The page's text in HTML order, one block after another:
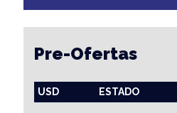
Pre-Ofertas
USD ESTADO